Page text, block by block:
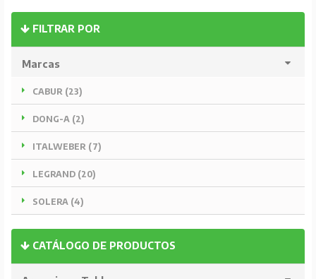
FILTRAR POR
Marcas
CABUR (23)
DONG-A (2)
ITALWEBER (7)
LEGRAND (20)
SOLERA (4)
CATÁLOGO DE PRODUCTOS